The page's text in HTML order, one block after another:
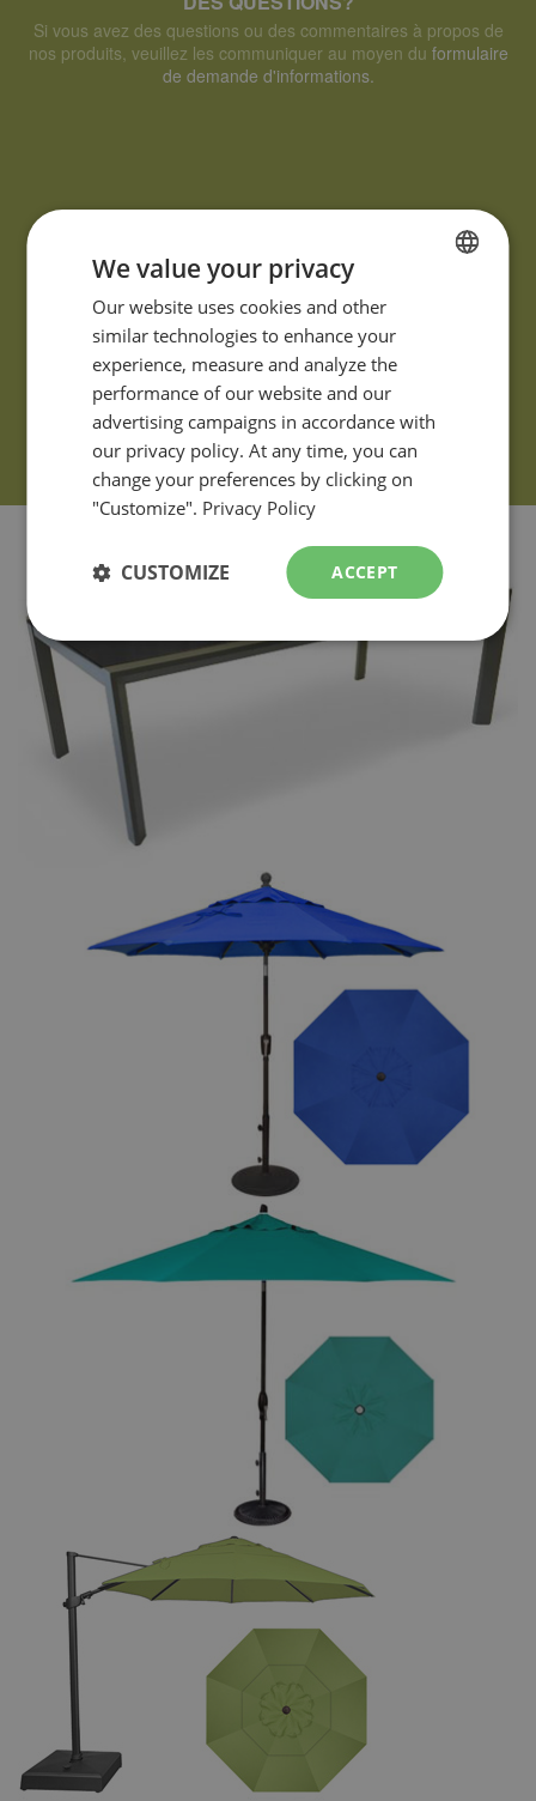
Si vous avez des questions ou des commentaires à propos de
nos produits, veuillez les communiquer au moyen du formulaire
de demande d'informations.
FRENCH
ENGLISH
We value your privacy
Our website uses cookies and other
similar technologies to enhance your
experience, measure and analyze the
performance of our website and our
advertising campaigns in accordance with
our privacy policy. At any time, you can
change your preferences by clicking on
"Customize". Privacy Policy
ACCEPT
CUSTOMIZE